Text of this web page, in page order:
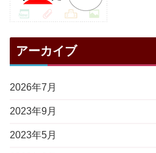
アーカイブ
2026年7月
2023年9月
2023年5月